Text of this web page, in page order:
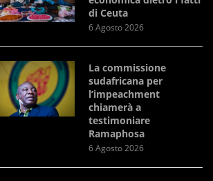
di Ceuta
6 Agosto 2026
La commissione
sudafricana per
l’impeachment
chiamerà a
testimoniare
Ramaphosa
6 Agosto 2026